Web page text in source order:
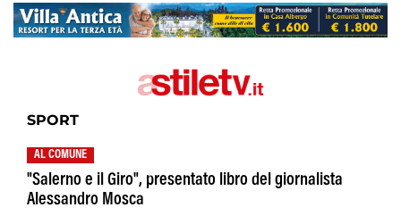
SPORT
AL COMUNE
"Salerno e il Giro", presentato libro del giornalista
Alessandro Mosca